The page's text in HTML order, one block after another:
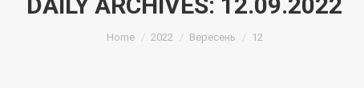
Home 2022 Вересень 12